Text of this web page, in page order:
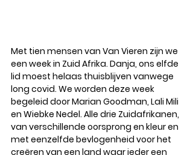
Met tien mensen van Van Vieren zijn we
een week in Zuid Afrika. Danja, ons elfde
lid moest helaas thuisblijven vanwege
long covid. We worden deze week
begeleid door Marian Goodman, Lali Mili
en Wiebke Nedel. Alle drie Zuidafrikanen,
van verschillende oorsprong en kleur en
met eenzelfde bevlogenheid voor het
creëren van een land waar ieder een